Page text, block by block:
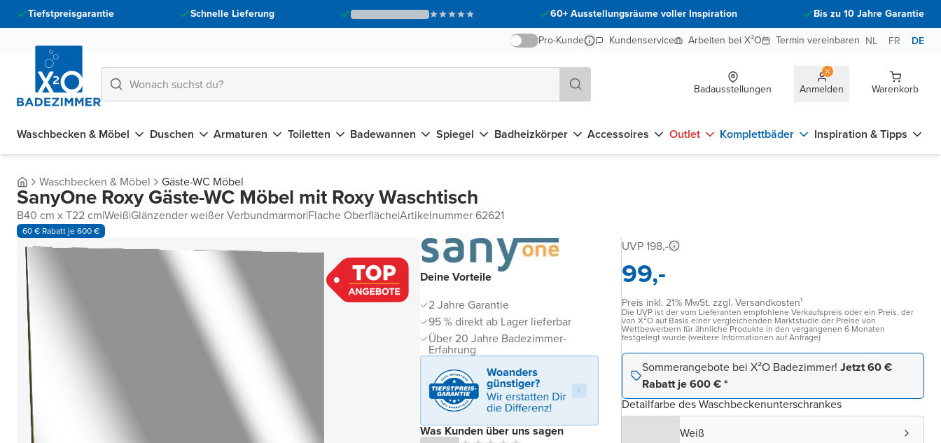
Tiefstpreisgarantie Schnelle Lieferung 60+ Ausstellungsräume voller Inspiration
Bis zu 10 Jahre Garantie
Pro-Kunde
Kundenservice Arbeiten bei X²O Termin vereinbaren NL FR DE
Badausstellungen Anmelden Warenkorb
Waschbecken & Möbel Duschen Armaturen Toiletten Badewannen Spiegel Badheizkörper Accessoires Outlet Komplettbäder Inspiration & Tipps
Waschbecken & Möbel Gäste-WC Möbel
SanyOne Roxy Gäste-WC Möbel mit Roxy Waschtisch
B40 cm x T22 cm|Weiß|Glänzender weißer Verbundmarmor|Flache Oberfläche|Artikelnummer 62621
60 € Rabatt je 600 €
Deine Vorteile
2 Jahre Garantie
95 % direkt ab Lager lieferbar
Über 20 Jahre Badezimmer-
Erfahrung
Was Kunden über uns sagen
UVP 198,-
99,-
Preis inkl. 21% MwSt. zzgl. Versandkosten¹
Die UVP ist der vom Lieferanten empfohlene Verkaufspreis oder ein Preis, der
von X²O auf Basis einer vergleichenden Marktstudie der Preise von
Wettbewerbern für ähnliche Produkte in den vergangenen 6 Monaten
festgelegt wurde (weitere Informationen auf Anfrage)
Sommerangebote bei X²O Badezimmer! Jetzt 60 €
Rabatt je 600 € *
Detailfarbe des Waschbeckenunterschrankes
Weiß